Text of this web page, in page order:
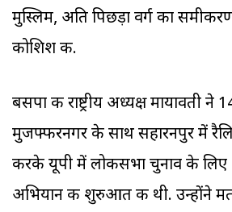
मुस्लिम, अति पिछड़ा वर्ग का
कोशिश की.
बसपा की राष्ट्रीय अध्यक्ष मायावती ने
मुजफ्फरनगर के साथ सहारनपुर में
करके यूपी में लोकसभा चुनाव के
अभियान की शुरुआत की थी. उन्होंने